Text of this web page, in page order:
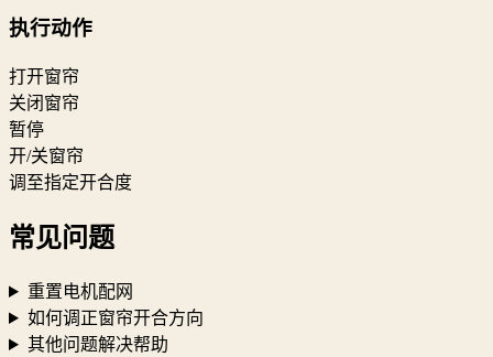
执行动作
打开窗帘
关闭窗帘
暂停
开/关窗帘
调至指定开合度
常见问题
重置电机配网
如何调正窗帘开合方向
其他问题解决帮助